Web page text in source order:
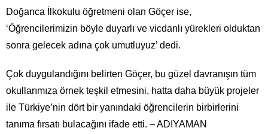
Doğanca İlkokulu öğretmeni olan Göçer ise,
‘Öğrencilerimizin böyle duyarlı ve vicdanlı yürekleri olduktan
sonra gelecek adına çok umutluyuz’ dedi.
Çok duygulandığını belirten Göçer, bu güzel davranışın tüm
okullarımıza örnek teşkil etmesini, hatta daha büyük projeler
ile Türkiye’nin dört bir yanındaki öğrencilerin birbirlerini
tanıma fırsatı bulacağını ifade etti. – ADIYAMAN